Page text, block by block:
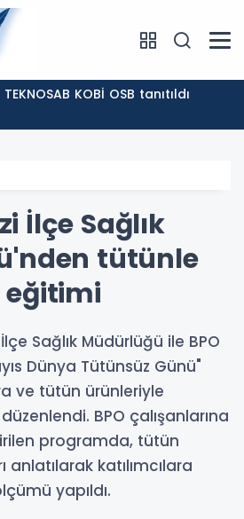
KOBİ OSB tanıtıldı
İlçe Sağlık
tütünle
Sağlık Müdürlüğü ile BPO
Dünya Tütünsüz Günü"
ve tütün ürünleriyle
BPO çalışanlarına
programda, tütün
anlatılarak katılımcılara
yapıldı.